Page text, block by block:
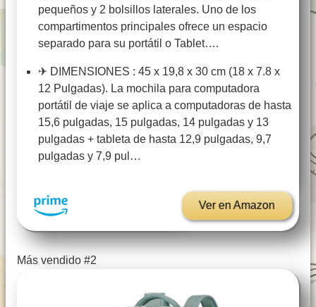
pequeños y 2 bolsillos laterales. Uno de los
compartimentos principales ofrece un espacio
separado para su portátil o Tablet….
✈ DIMENSIONES : 45 x 19,8 x 30 cm (18 x 7.8 x
12 Pulgadas). La mochila para computadora
portátil de viaje se aplica a computadoras de hasta
15,6 pulgadas, 15 pulgadas, 14 pulgadas y 13
pulgadas + tableta de hasta 12,9 pulgadas, 9,7
pulgadas y 7,9 pul…
Ver en Amazon
Más vendido #2